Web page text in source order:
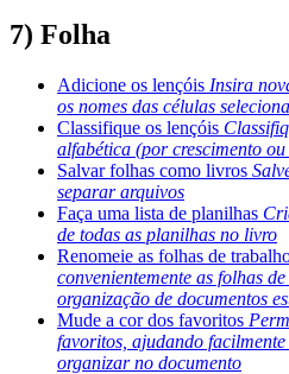
7) Folha
Adicione os lençóis Insira
os nomes das células
Classifique os lençóis
alfabética (por crescimento ou
Salvar folhas como livros
separar arquivos
Faça uma lista de planilhas
de todas as planilhas no livro
Renomeie as folhas de
convenientemente as folhas
organização de documentos
Mude a cor dos favoritos
favoritos, ajudando
organizar no documento